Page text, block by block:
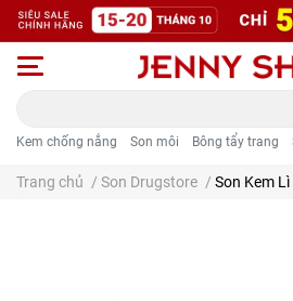
Kem chống nắng Son môi Bông tẩy trang
Trang chủ / Son Drugstore / Son Kem